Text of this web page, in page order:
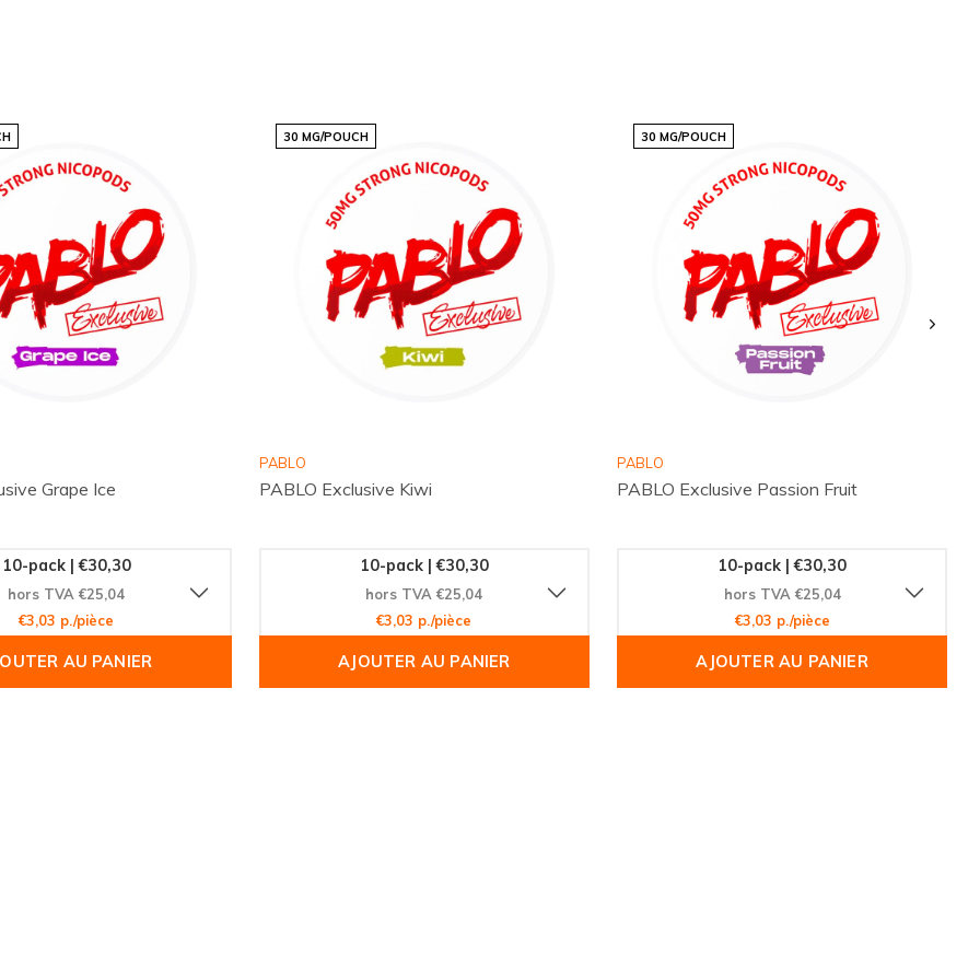
vos déplacements.
renommé pour son
de gamme à chaque
Mango Ice et laissez-
Grape Ice
10-pack | €30,30
hors TVA €25,04
€3,03 p./pièce
AU PANIER
30 MG/POUCH
PABLO
PABLO Exclusive Kiwi
10-pack | €30,30
hors TVA €25,04
€3,03 p./pièce
AJOUTER AU PANIER
30 MG/POUCH
PABLO
PABLO Exclusive Passion Fruit
10-pack | €30,30
hors TVA €25,04
€3,03 p./pièce
AJOUTER AU PANIER